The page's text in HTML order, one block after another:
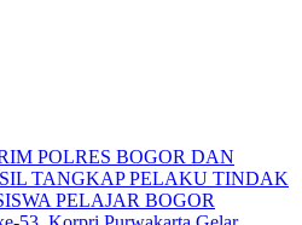
POLRES BOGOR DAN
TANGKAP PELAKU TINDAK
PELAJAR BOGOR